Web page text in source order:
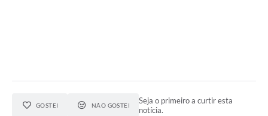
GOSTEI NÃO GOSTEI
Seja o primeiro a curtir esta
notícia.